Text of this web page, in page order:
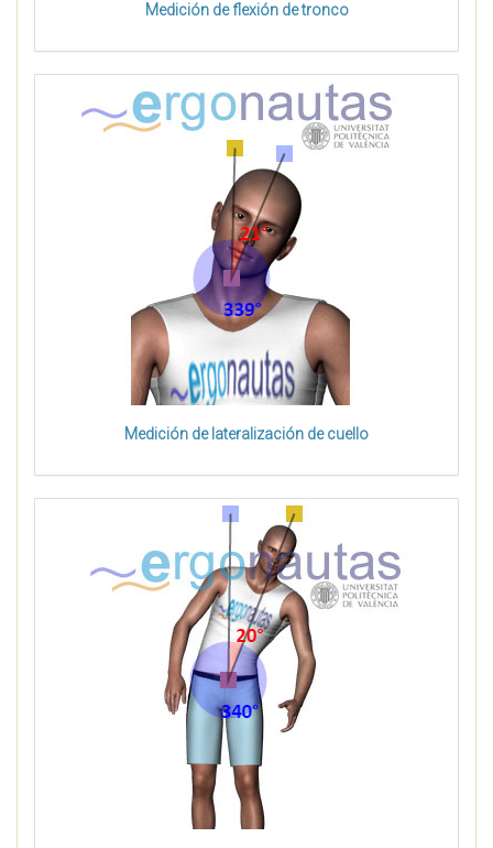
Medición de flexión de tronco
Medición de lateralización de cuello